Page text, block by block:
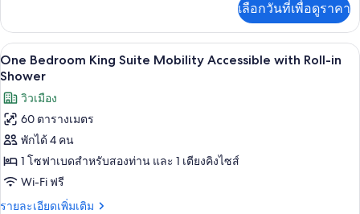
เกี่ยว
กับ
One
Bedroom
Suite
เลือกวันที่เพื่อดูราคา
เปิด
ภาพถ่าย
ทั้งหมด
ของ
One
Bedroom
King
Suite
ทีวีจอแอลซีดี 55 นิ้ว พร้อมช่องเคเบิล, ที
11
One Bedroom King Suite Mobility Accessible with Roll-in
Shower
วิวเมือง
60 ตารางเมตร
พักได้ 4 คน
1 โซฟาเบดสำหรับสองท่าน และ 1 เตียงคิงไซส์
Wi-Fi ฟรี
รายละเอียดเพิ่มเติม
ราย